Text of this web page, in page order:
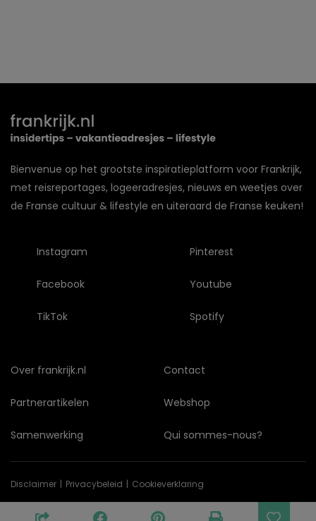
Bienvenue op het grootste inspiratieplatform voor Frankrijk,
met reisreportages, logeeradresjes, nieuws en weetjes over
de Franse cultuur & lifestyle en uiteraard de Franse keuken!
Instagram
Facebook
TikTok
Pinterest
Youtube
Spotify
Over frankrijk.nl
Partnerartikelen
Samenwerking
Contact
Webshop
Qui sommes-nous?
© Copyright 2026 frankrijk.nl
Disclaimer Privacybeleid Cookieverklaring